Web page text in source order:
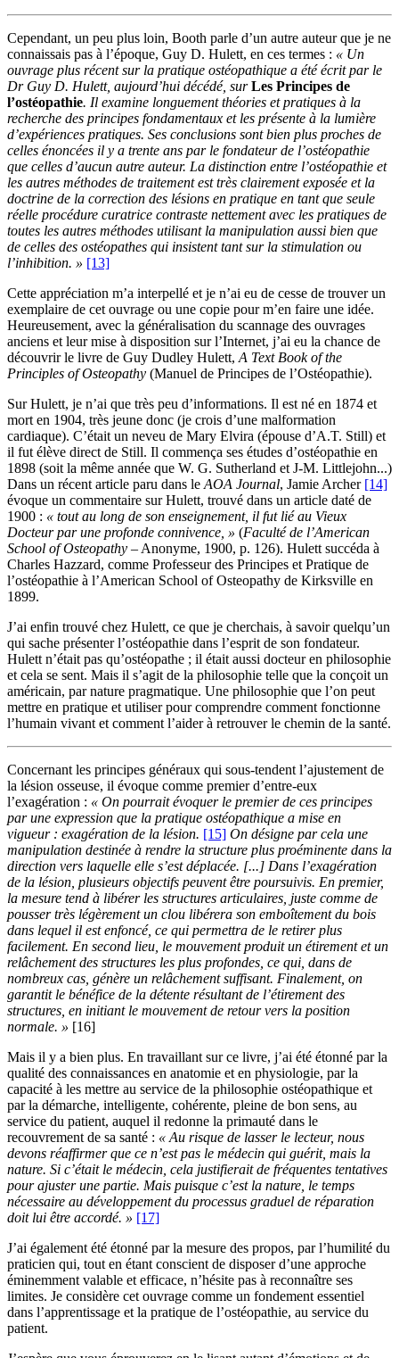
Cependant, un peu plus loin, Booth parle d’un autre auteur que je ne
connaissais pas à l’époque, Guy D. Hulett, en ces termes : « Un
ouvrage plus récent sur la pratique ostéopathique a été écrit par le
Dr Guy D. Hulett, aujourd’hui décédé, surLes Principes de
l’ostéopathie. Il examine longuement théories et pratiques à la
recherche des principes fondamentaux et les présente à la lumière
d’expériences pratiques. Ses conclusions sont bien plus proches de
celles énoncées il y a trente ans par le fondateur de l’ostéopathie
que celles d’aucun autre auteur. La distinction entre l’ostéopathie et
les autres méthodes de traitement est très clairement exposée et la
doctrine de la correction des lésions en pratique en tant que seule
réelle procédure curatrice contraste nettement avec les pratiques de
toutes les autres méthodes utilisant la manipulation aussi bien que
de celles des ostéopathes qui insistent tant sur la stimulation ou
l’inhibition. » [13]
Cette appréciation m’a interpellé et je n’ai eu de cesse de trouver un
exemplaire de cet ouvrage ou une copie pour m’en faire une idée.
Heureusement, avec la généralisation du scannage des ouvrages
anciens et leur mise à disposition sur l’Internet, j’ai eu la chance de
découvrir le livre de Guy Dudley Hulett, A Text Book of the
Principles of Osteopathy (Manuel de Principes de l’Ostéopathie).
Sur Hulett, je n’ai que très peu d’informations. Il est né en 1874 et
mort en 1904, très jeune donc (je crois d’une malformation
cardiaque). C’était un neveu de Mary Elvira (épouse d’A.T. Still) et
il fut élève direct de Still. Il commença ses études d’ostéopathie en
1898 (soit la même année que W. G. Sutherland et J-M. Littlejohn...)
Dans un récent article paru dans le AOA Journal, Jamie Archer [14]
évoque un commentaire sur Hulett, trouvé dans un article daté de
1900 : « tout au long de son enseignement, il fut lié au Vieux
Docteur par une profonde connivence, » (Faculté de l’American
School of Osteopathy – Anonyme, 1900, p. 126). Hulett succéda à
Charles Hazzard, comme Professeur des Principes et Pratique de
l’ostéopathie à l’American School of Osteopathy de Kirksville en
1899.
J’ai enfin trouvé chez Hulett, ce que je cherchais, à savoir quelqu’un
qui sache présenter l’ostéopathie dans l’esprit de son fondateur.
Hulett n’était pas qu’ostéopathe ; il était aussi docteur en philosophie
et cela se sent. Mais il s’agit de la philosophie telle que la conçoit un
américain, par nature pragmatique. Une philosophie que l’on peut
mettre en pratique et utiliser pour comprendre comment fonctionne
l’humain vivant et comment l’aider à retrouver le chemin de la santé.
Concernant les principes généraux qui sous-tendent l’ajustement de
la lésion osseuse, il évoque comme premier d’entre-eux
l’exagération : « On pourrait évoquer le premier de ces principes
par une expression que la pratique ostéopathique a mise en
vigueur : exagération de la lésion. [15] On désigne par cela une
manipulation destinée à rendre la structure plus proéminente dans la
direction vers laquelle elle s’est déplacée. [...] Dans l’exagération
de la lésion, plusieurs objectifs peuvent être poursuivis. En premier,
la mesure tend à libérer les structures articulaires, juste comme de
pousser très légèrement un clou libérera son emboîtement du bois
dans lequel il est enfoncé, ce qui permettra de le retirer plus
facilement. En second lieu, le mouvement produit un étirement et un
relâchement des structures les plus profondes, ce qui, dans de
nombreux cas, génère un relâchement suffisant. Finalement, on
garantit le bénéfice de la détente résultant de l’étirement des
structures, en initiant le mouvement de retour vers la position
normale. » [16]
Mais il y a bien plus. En travaillant sur ce livre, j’ai été étonné par la
qualité des connaissances en anatomie et en physiologie, par la
capacité à les mettre au service de la philosophie ostéopathique et
par la démarche, intelligente, cohérente, pleine de bon sens, au
service du patient, auquel il redonne la primauté dans le
recouvrement de sa santé : « Au risque de lasser le lecteur, nous
devons réaffirmer que ce n’est pas le médecin qui guérit, mais la
nature. Si c’était le médecin, cela justifierait de fréquentes tentatives
pour ajuster une partie. Mais puisque c’est la nature, le temps
nécessaire au développement du processus graduel de réparation
doit lui être accordé. » [17]
J’ai également été étonné par la mesure des propos, par l’humilité du
praticien qui, tout en étant conscient de disposer d’une approche
éminemment valable et efficace, n’hésite pas à reconnaître ses
limites. Je considère cet ouvrage comme un fondement essentiel
dans l’apprentissage et la pratique de l’ostéopathie, au service du
patient.